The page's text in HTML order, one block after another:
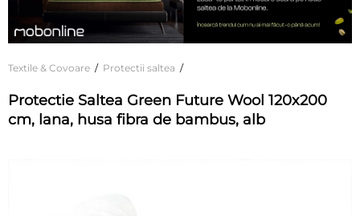
Textile & Covoare / Protectii saltea /
Protectie Saltea Green Future Wool 120x200
cm, lana, husa fibra de bambus, alb